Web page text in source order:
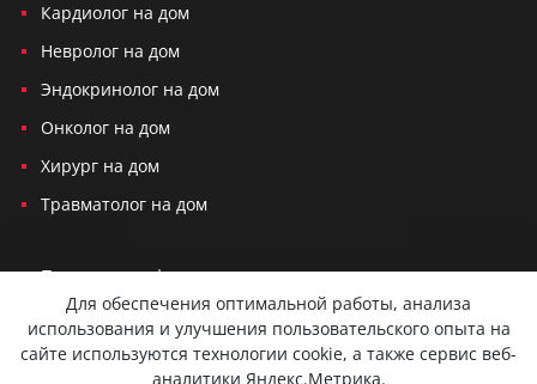
Кардиолог на дом
Невролог на дом
Эндокринолог на дом
Онколог на дом
Хирург на дом
Травматолог на дом
Политика конфиденциальности
Согласие на обработку персональных данных
Вся представленная на сайте информация не является публичной
Для обеспечения оптимальной работы, анализа
использования и улучшения пользовательского опыта на
сайте используются технологии cookie, а также сервис веб-
аналитики Яндекс.Метрика.